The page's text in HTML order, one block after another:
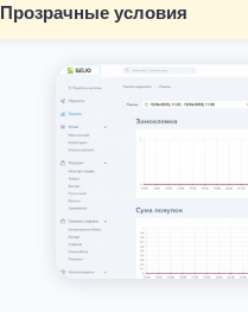
Прозрачные условия